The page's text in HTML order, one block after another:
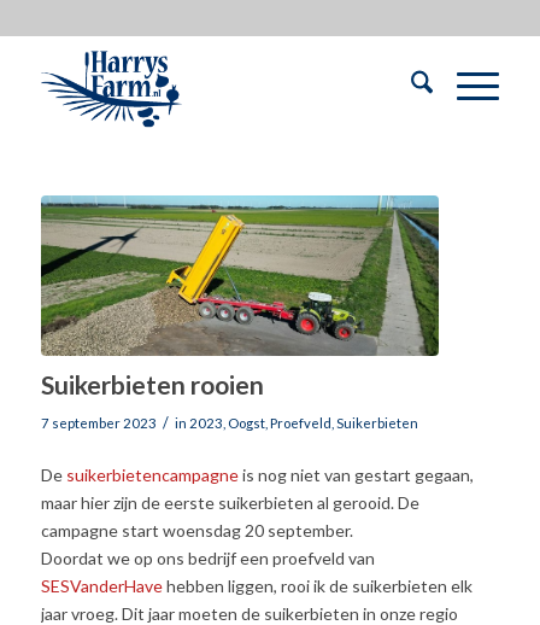
Suikerbieten rooien
7 september 2023 / in 2023 Oogst, Proefveld Suikerbieten
De suikerbietencampagneis nog niet van gestart gegaan,
maar hier zijn de eerste suikerbieten al gerooid. De
campagne start woensdag 20 september.
Doordat we op ons bedrijf een proefveld van
SESVanderHavehebben liggen, rooi ik de suikerbieten elk
jaar vroeg. Dit jaar moeten de suikerbieten in onze regio